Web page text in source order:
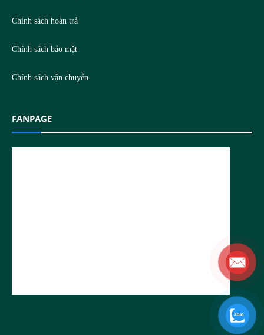
Chính sách hoàn trả
Chính sách bảo mật
Chính sách vận chuyển
FANPAGE